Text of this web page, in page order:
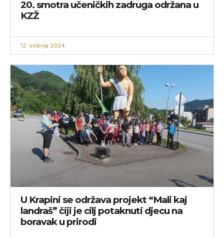
20. smotra učeničkih zadruga održana u
KZŽ
12. svibnja 2024.
U Krapini se održava projekt “Mali kaj
landraš” čiji je cilj potaknuti djecu na
boravak u prirodi